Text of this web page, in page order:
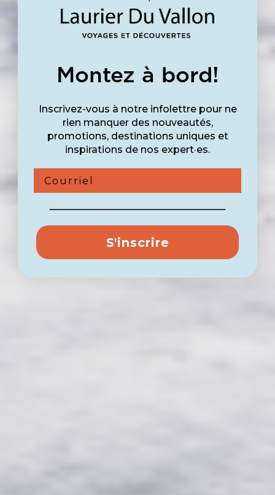
Montez à bord!
Inscrivez-vous à notre infolettre pour ne
rien manquer des nouveautés,
promotions, destinations uniques et
inspirations de nos expert·es.
Courriel
S'inscrire